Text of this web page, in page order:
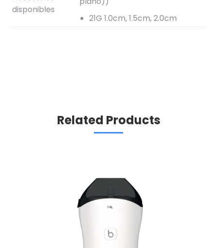
disponibles
21G 1.0cm, 1.5cm, 2.0cm
Related Products